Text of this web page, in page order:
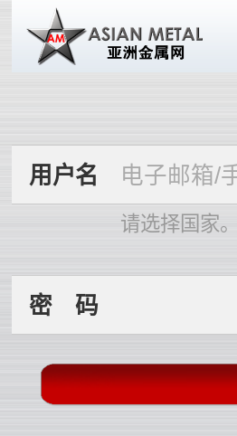
用户名
请选择国家。
密 码